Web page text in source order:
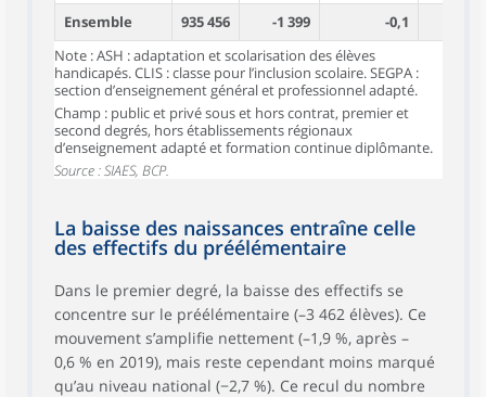
Ensemble 935 456 -1 399 -0,1
Note : ASH : adaptation et scolarisation des élèves
handicapés. CLIS : classe pour l’inclusion scolaire. SEGPA :
section d’enseignement général et professionnel adapté.
Champ : public et privé sous et hors contrat, premier et
second degrés, hors établissements régionaux
d’enseignement adapté et formation continue diplômante.
Source : SIAES, BCP.
La baisse des naissances entraîne celle
des effectifs du préélémentaire
Dans le premier degré, la baisse des effectifs se
concentre sur le préélémentaire (–3 462 élèves). Ce
mouvement s’amplifie nettement (–1,9 %, après –
0,6 % en 2019), mais reste cependant moins marqué
qu’au niveau national (−2,7 %). Ce recul du nombre